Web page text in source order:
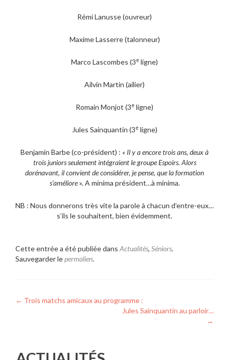
Rémi Lanusse (ouvreur)
Maxime Lasserre (talonneur)
Marco Lascombes (3e ligne)
Ailvin Martin (ailier)
Romain Monjot (3e ligne)
Jules Sainquantin (3eligne)
Benjamin Barbe (co-président) : « Il y a encore trois ans, deux à
trois juniors seulement intégraient le groupe Espoirs. Alors
dorénavant, il convient de considérer, je pense, que la formation
s’améliore». A minima président…à minima.
NB : Nous donnerons très vite la parole à chacun d’entre-eux…
s’ils le souhaitent, bien évidemment.
Cette entrée a été publiée dans Actualités, Séniors.
Sauvegarder lepermalien.
Navigation
← Trois matchs amicaux au programme :
Jules Sainquantin au parloir…
→